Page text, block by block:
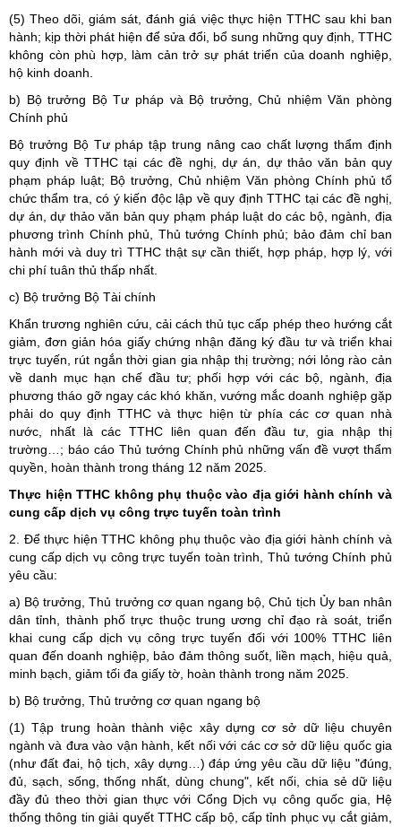
(5) Theo dõi, giám sát, đánh giá việc thực hiện TTHC sau khi ban
hành; kịp thời phát hiện để sửa đổi, bổ sung những quy định, TTHC
không còn phù hợp, làm cản trở sự phát triển của doanh nghiệp,
hộ kinh doanh.
b) Bộ trưởng Bộ Tư pháp và Bộ trưởng, Chủ nhiệm Văn phòng
Chính phủ
Bộ trưởng Bộ Tư pháp tập trung nâng cao chất lượng thẩm định
quy định về TTHC tại các đề nghị, dự án, dự thảo văn bản quy
phạm pháp luật; Bộ trưởng, Chủ nhiệm Văn phòng Chính phủ tổ
chức thẩm tra, có ý kiến độc lập về quy định TTHC tại các đề nghị,
dự án, dự thảo văn bản quy phạm pháp luật do các bộ, ngành, địa
phương trình Chính phủ, Thủ tướng Chính phủ; bảo đảm chỉ ban
hành mới và duy trì TTHC thật sự cần thiết, hợp pháp, hợp lý, với
chi phí tuân thủ thấp nhất.
c) Bộ trưởng Bộ Tài chính
Khẩn trương nghiên cứu, cải cách thủ tục cấp phép theo hướng cắt
giảm, đơn giản hóa giấy chứng nhận đăng ký đầu tư và triển khai
trực tuyến, rút ngắn thời gian gia nhập thị trường; nới lỏng rào cản
về danh mục hạn chế đầu tư; phối hợp với các bộ, ngành, địa
phương tháo gỡ ngay các khó khăn, vướng mắc doanh nghiệp gặp
phải do quy định TTHC và thực hiện từ phía các cơ quan nhà
nước, nhất là các TTHC liên quan đến đầu tư, gia nhập thị
trường…; báo cáo Thủ tướng Chính phủ những vấn đề vượt thẩm
quyền, hoàn thành trong tháng 12 năm 2025.
Thực hiện TTHC không phụ thuộc vào địa giới hành chính và
cung cấp dịch vụ công trực tuyến toàn trình
2. Để thực hiện TTHC không phụ thuộc vào địa giới hành chính và
cung cấp dịch vụ công trực tuyến toàn trình, Thủ tướng Chính phủ
yêu cầu:
a) Bộ trưởng, Thủ trưởng cơ quan ngang bộ, Chủ tịch Ủy ban nhân
dân tỉnh, thành phố trực thuộc trung ương chỉ đạo rà soát, triển
khai cung cấp dịch vụ công trực tuyến đối với 100% TTHC liên
quan đến doanh nghiệp, bảo đảm thông suốt, liền mạch, hiệu quả,
minh bạch, giảm tối đa giấy tờ, hoàn thành trong năm 2025.
b) Bộ trưởng, Thủ trưởng cơ quan ngang bộ
(1) Tập trung hoàn thành việc xây dựng cơ sở dữ liệu chuyên
ngành và đưa vào vận hành, kết nối với các cơ sở dữ liệu quốc gia
(như đất đai, hộ tịch, xây dựng…) đáp ứng yêu cầu dữ liệu "đúng,
đủ, sạch, sống, thống nhất, dùng chung", kết nối, chia sẻ dữ liệu
đầy đủ theo thời gian thực với Cổng Dịch vụ công quốc gia, Hệ
thống thông tin giải quyết TTHC cấp bộ, cấp tỉnh phục vụ cắt giảm,